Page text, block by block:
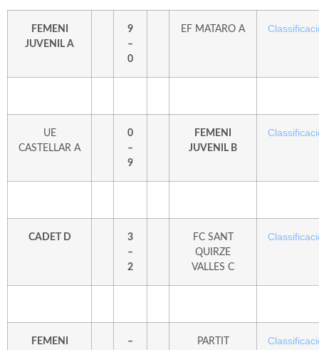
FEMENI
JUVENIL A
9
–
0
EF MATARO A
UE
CASTELLAR A
0
–
9
FEMENI
JUVENIL B
CADET D
3
–
2
FC SANT
QUIRZE
VALLES C
FEMENI
–
PARTIT